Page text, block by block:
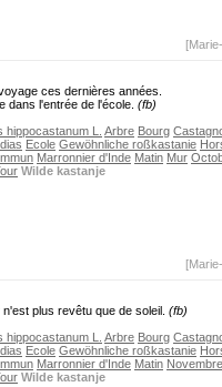
ces dernières années.
dans l'entrée de l'école. (fb)
hippocastanum L. Arbre Bourg
Ecole Gewöhnliche roßkastanie
Marronnier d'Inde Matin Mur
Wilde kastanje
plus revêtu que de soleil. (fb)
hippocastanum L. Arbre Bourg
Ecole Gewöhnliche roßkastanie
Marronnier d'Inde Matin Novembre
Wilde kastanje